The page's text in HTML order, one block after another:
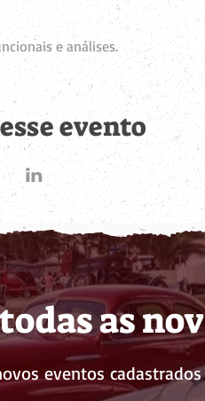
e análises.
evento
eventos
as